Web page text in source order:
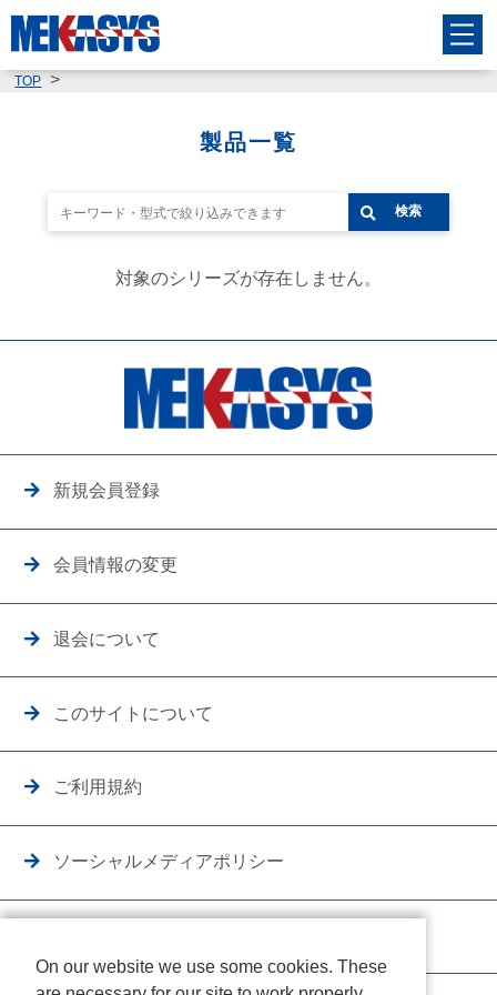
TOP
製品一覧
検索
対象のシリーズが存在しません。
新規会員登録
会員情報の変更
退会について
このサイトについて
ご利用規約
ソーシャルメディアポリシー
On our website we use some cookies. These